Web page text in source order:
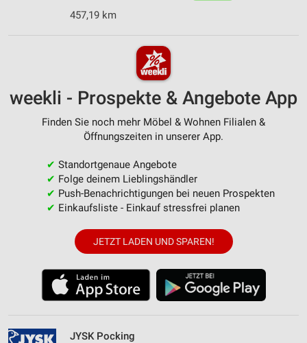
457,19 km
weekli - Prospekte & Angebote App
Finden Sie noch mehr Möbel & Wohnen Filialen &
Öffnungszeiten in unserer App.
✔ Standortgenaue Angebote
✔ Folge deinem Lieblingshändler
✔ Push-Benachrichtigungen bei neuen Prospekten
✔ Einkaufsliste - Einkauf stressfrei planen
JETZT LADEN UND SPAREN!
JYSK Pocking